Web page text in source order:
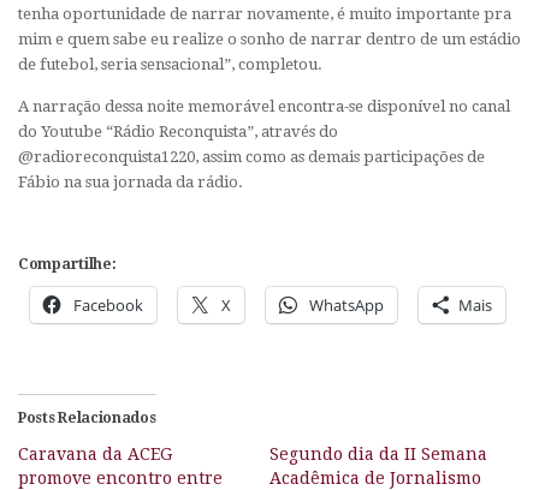
tenha oportunidade de narrar novamente, é muito importante pra
mim e quem sabe eu realize o sonho de narrar dentro de um estádio
de futebol, seria sensacional”, completou.
A narração dessa noite memorável encontra-se disponível no canal
do Youtube “Rádio Reconquista”, através do
@radioreconquista1220, assim como as demais participações de
Fábio na sua jornada da rádio.
Compartilhe:
Facebook X WhatsApp Mais
Posts Relacionados
Caravana da ACEG
promove encontro entre
Segundo dia da II Semana
Acadêmica de Jornalismo